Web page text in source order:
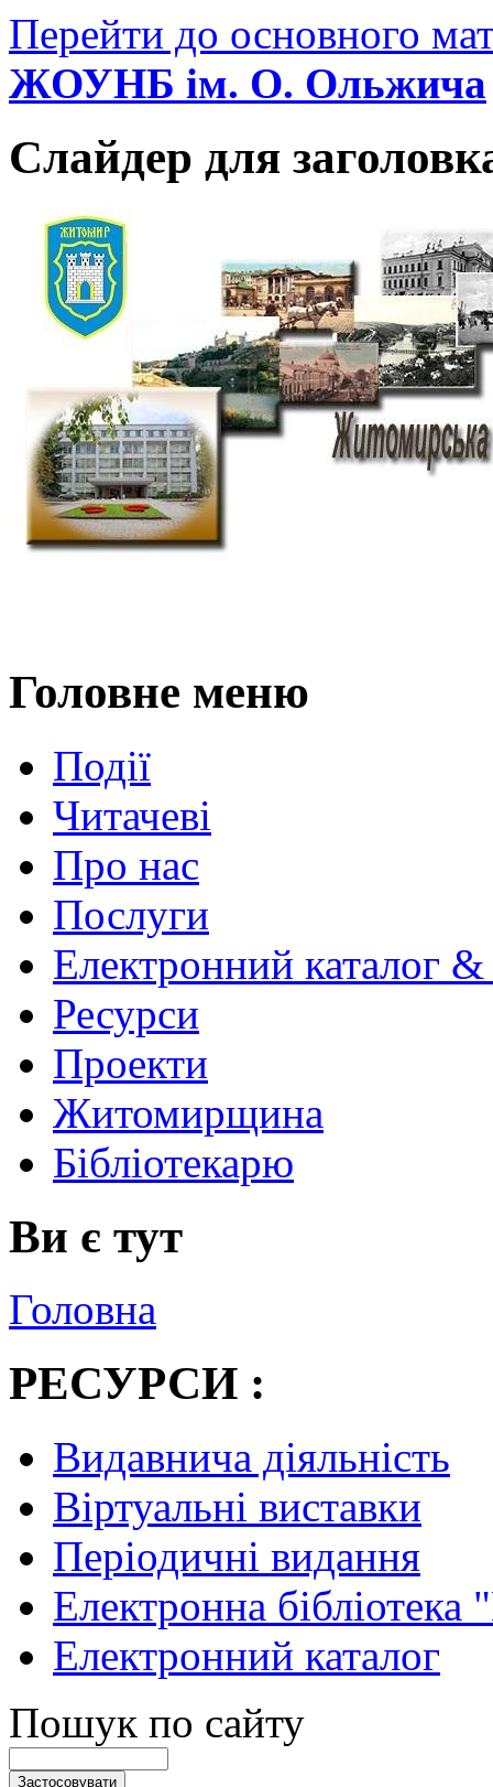
Перейти до основного
ЖОУНБ ім. О. Ольжича
Слайдер для
Головне меню
Події
Читачеві
Про нас
Послуги
Електронний каталог
Ресурси
Проекти
Житомирщина
Бібліотекарю
Ви є тут
Головна
РЕСУРСИ :
Видавнича діяльність
Віртуальні виставки
Періодичні видання
Електронна
Електронний каталог
Пошук по сайту